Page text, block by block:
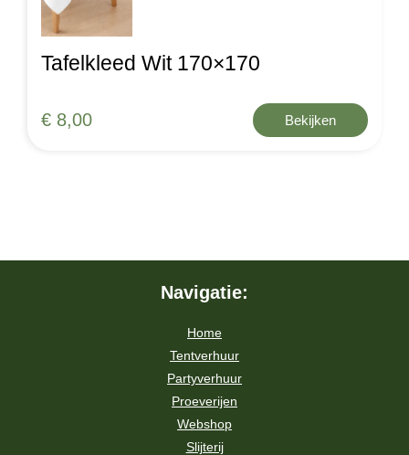
Tafelkleed Wit 170×170
€ 8,00 Bekijken
Navigatie:
Home
Tentverhuur
Partyverhuur
Proeverijen
Webshop
Slijterij